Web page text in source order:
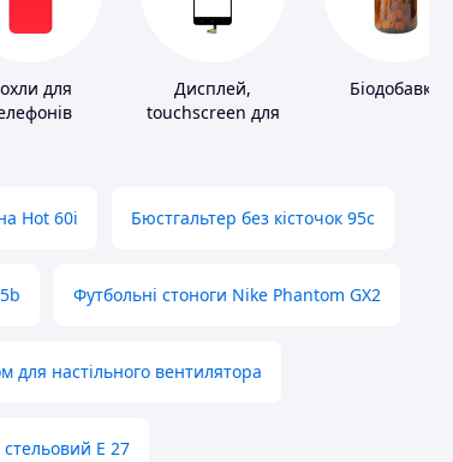
для
Дисплей,
touchscreen для
Біодобавки
Hot 60i Бюстгальтер без кісточок 95с
Футбольні стоноги Nike Phantom GX2
для настільного вентилятора
E 27